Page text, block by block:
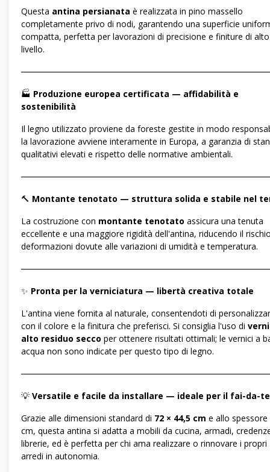
Questa antina persianata è realizzata in pino massello
completamente privo di nodi, garantendo una superficie
compatta, perfetta per lavorazioni di precisione e finiture di alto
livello.
🏭 Produzione europea certificata — affidabilità e
sostenibilità
Il legno utilizzato proviene da foreste gestite in modo
la lavorazione avviene interamente in Europa, a garanzia di
qualitativi elevati e rispetto delle normative ambientali.
🔨 Montante tenotato — struttura solida e stabile nel
La costruzione con montante tenotato assicura una tenuta
eccellente e una maggiore rigidità dell'antina, riducendo il
deformazioni dovute alle variazioni di umidità e temperatura.
✨ Pronta per la verniciatura — libertà creativa totale
L'antina viene fornita al naturale, consentendoti di
con il colore e la finitura che preferisci. Si consiglia l'uso di
alto residuo secco per ottenere risultati ottimali; le vernici a
acqua non sono indicate per questo tipo di legno.
💡 Versatile e facile da installare — ideale per il fai-da-te
Grazie alle dimensioni standard di 72 × 44,5 cm e allo spessore
cm, questa antina si adatta a mobili da cucina, armadi,
librerie, ed è perfetta per chi ama realizzare o rinnovare i propri
arredi in autonomia.